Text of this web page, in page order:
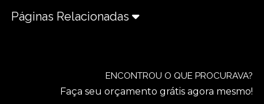
Páginas Relacionadas
ENCONTROU O QUE PROCURAVA?
Faça seu orçamento grátis agora mesmo!